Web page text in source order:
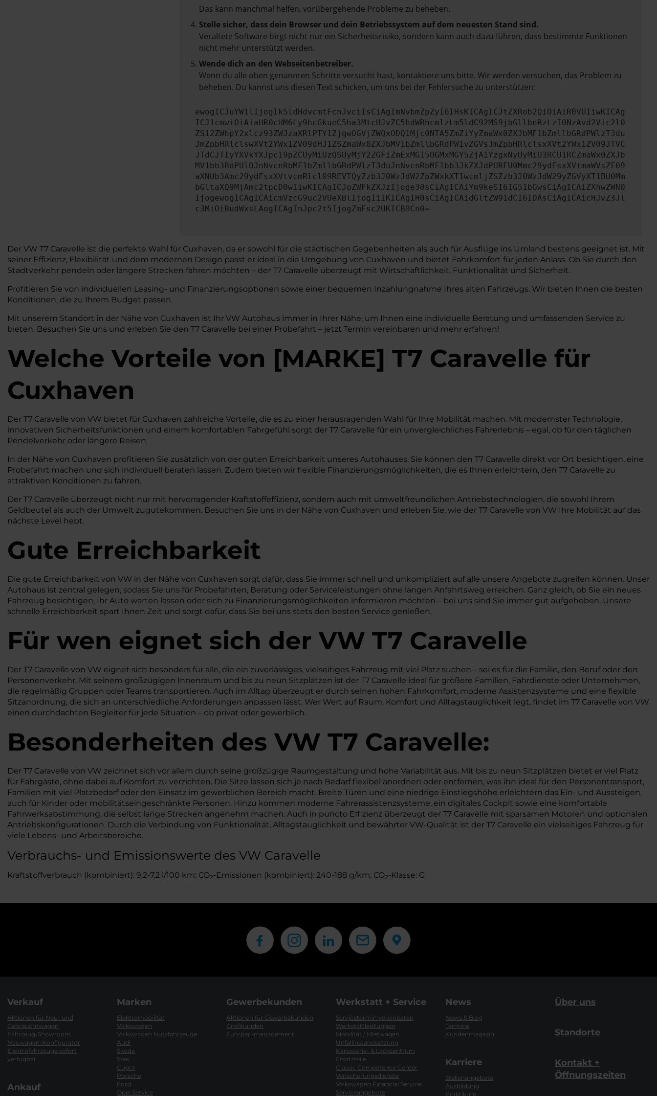
Das kann manchmal helfen, vorübergehende Probleme zu beheben.
Stelle sicher, dass dein Browser und dein Betriebssystem auf dem neuesten Stand sind.
Veraltete Software birgt nicht nur ein Sicherheitsrisiko, sondern kann auch dazu führen, dass bestimmte Funktionen
nicht mehr unterstützt werden.
Wende dich an den Webseitenbetreiber.
Wenn du alle oben genannten Schritte versucht hast, kontaktiere uns bitte. Wir werden versuchen, das Problem zu
beheben. Du kannst uns diesen Text schicken, um uns bei der Fehlersuche zu unterstützen:
ewogICJuYW1lIjogIk5ldHdvcmtFcnJvciIsCiAgImNvbmZpZyI6IHsKICAgICJtZXRob2QiOiAiR0VUIiwKICAg
ICJ1cmwiOiAiaHR0cHM6Ly9hcGkueC5ha3MtcHJvZC5hdWRhcmlzLm5ldC92MS9jbGllbnRzLzI0NzAvd2Vic2l0
ZS12ZWhpY2xlcz93ZWJzaXRlPTY1ZjgwOGVjZWQxODQ1Mjc0NTA5ZmZiYyZmaWx0ZXJbMF1bZmllbGRdPWlzT3du
JmZpbHRlclswXVt2YWx1ZV09dHJ1ZSZmaWx0ZXJbMV1bZmllbGRdPW1vZGVsJmZpbHRlclsxXVt2YWx1ZV09JTVC
JTdCJTIyYXVkYXJpc19pZCUyMiUzQSUyMjY2ZGFiZmExMGI5OGMxMGY5ZjA1YzgxNyUyMiU3RCU1RCZmaWx0ZXJb
MV1bb3BdPUlOJnNvcnRbMF1bZmllbGRdPWlzT3duJnNvcnRbMF1bb3JkZXJdPURFU0Mmc29ydFsxXVtmaWVsZF09
aXNUb3Amc29ydFsxXVtvcmRlcl09REVTQyZzb3J0WzJdW2ZpZWxkXT1wcmljZSZzb3J0WzJdW29yZGVyXT1BU0Mm
bGltaXQ9MjAmc2tpcD0wIiwKICAgICJoZWFkZXJzIjoge30sCiAgICAiYm9keSI6IG51bGwsCiAgICAiZXhwZWN0
IjogewogICAgICAicmVzcG9uc2VUeXBlIjogIiIKICAgIH0sCiAgICAidGltZW91dCI6IDAsCiAgICAicHJvZ3Jl
c3MiOiBudWxsLAogICAgInJpc2t5IjogZmFsc2UKICB9Cn0=
Der VW T7 Caravelle ist die perfekte Wahl für Cuxhaven, da er sowohl für die städtischen Gegebenheiten als auch für Ausflüge ins Umland bestens geeignet ist. Mit
seiner Effizienz, Flexibilität und dem modernen Design passt er ideal in die Umgebung von Cuxhaven und bietet Fahrkomfort für jeden Anlass. Ob Sie durch den
Stadtverkehr pendeln oder längere Strecken fahren möchten – der T7 Caravelle überzeugt mit Wirtschaftlichkeit, Funktionalität und Sicherheit.
Profitieren Sie von individuellen Leasing- und Finanzierungsoptionen sowie einer bequemen Inzahlungnahme Ihres alten Fahrzeugs. Wir bieten Ihnen die besten
Konditionen, die zu Ihrem Budget passen.
Mit unserem Standort in der Nähe von Cuxhaven ist Ihr VW Autohaus immer in Ihrer Nähe, um Ihnen eine individuelle Beratung und umfassenden Service zu
bieten. Besuchen Sie uns und erleben Sie den T7 Caravelle bei einer Probefahrt – jetzt Termin vereinbaren und mehr erfahren!
Welche Vorteile von [MARKE] T7 Caravelle für
Cuxhaven
Der T7 Caravelle von VW bietet für Cuxhaven zahlreiche Vorteile, die es zu einer herausragenden Wahl für Ihre Mobilität machen. Mit modernster Technologie,
innovativen Sicherheitsfunktionen und einem komfortablen Fahrgefühl sorgt der T7 Caravelle für ein unvergleichliches Fahrerlebnis – egal, ob für den täglichen
Pendelverkehr oder längere Reisen.
In der Nähe von Cuxhaven profitieren Sie zusätzlich von der guten Erreichbarkeit unseres Autohauses. Sie können den T7 Caravelle direkt vor Ort besichtigen, eine
Probefahrt machen und sich individuell beraten lassen. Zudem bieten wir flexible Finanzierungsmöglichkeiten, die es Ihnen erleichtern, den T7 Caravelle zu
attraktiven Konditionen zu fahren.
Der T7 Caravelle überzeugt nicht nur mit hervorragender Kraftstoffeffizienz, sondern auch mit umweltfreundlichen Antriebstechnologien, die sowohl Ihrem
Geldbeutel als auch der Umwelt zugutekommen. Besuchen Sie uns in der Nähe von Cuxhaven und erleben Sie, wie der T7 Caravelle von VW Ihre Mobilität auf das
nächste Level hebt.
Gute Erreichbarkeit
Die gute Erreichbarkeit von VW in der Nähe von Cuxhaven sorgt dafür, dass Sie immer schnell und unkompliziert auf alle unsere Angebote zugreifen können. Unser
Autohaus ist zentral gelegen, sodass Sie uns für Probefahrten, Beratung oder Serviceleistungen ohne langen Anfahrtsweg erreichen. Ganz gleich, ob Sie ein neues
Fahrzeug besichtigen, Ihr Auto warten lassen oder sich zu Finanzierungsmöglichkeiten informieren möchten – bei uns sind Sie immer gut aufgehoben. Unsere
schnelle Erreichbarkeit spart Ihnen Zeit und sorgt dafür, dass Sie bei uns stets den besten Service genießen.
Für wen eignet sich der VW T7 Caravelle
Der T7 Caravelle von VW eignet sich besonders für alle, die ein zuverlässiges, vielseitiges Fahrzeug mit viel Platz suchen – sei es für die Familie, den Beruf oder den
Personenverkehr. Mit seinem großzügigen Innenraum und bis zu neun Sitzplätzen ist der T7 Caravelle ideal für größere Familien, Fahrdienste oder Unternehmen,
die regelmäßig Gruppen oder Teams transportieren. Auch im Alltag überzeugt er durch seinen hohen Fahrkomfort, moderne Assistenzsysteme und eine flexible
Sitzanordnung, die sich an unterschiedliche Anforderungen anpassen lässt. Wer Wert auf Raum, Komfort und Alltagstauglichkeit legt, findet im T7 Caravelle von VW
einen durchdachten Begleiter für jede Situation – ob privat oder gewerblich.
Besonderheiten des VW T7 Caravelle:
Der T7 Caravelle von VW zeichnet sich vor allem durch seine großzügige Raumgestaltung und hohe Variabilität aus. Mit bis zu neun Sitzplätzen bietet er viel Platz
für Fahrgäste, ohne dabei auf Komfort zu verzichten. Die Sitze lassen sich je nach Bedarf flexibel anordnen oder entfernen, was ihn ideal für den Personentransport,
Familien mit viel Platzbedarf oder den Einsatz im gewerblichen Bereich macht. Breite Türen und eine niedrige Einstiegshöhe erleichtern das Ein- und Aussteigen,
auch für Kinder oder mobilitätseingeschränkte Personen. Hinzu kommen moderne Fahrerassistenzsysteme, ein digitales Cockpit sowie eine komfortable
Fahrwerksabstimmung, die selbst lange Strecken angenehm machen. Auch in puncto Effizienz überzeugt der T7 Caravelle mit sparsamen Motoren und optionalen
Antriebskonfigurationen. Durch die Verbindung von Funktionalität, Alltagstauglichkeit und bewährter VW-Qualität ist der T7 Caravelle ein vielseitiges Fahrzeug für
viele Lebens- und Arbeitsbereiche.
Verbrauchs- und Emissionswerte des VW Caravelle
Kraftstoffverbrauch (kombiniert): 9,2-7,2 l/100 km; CO2-Emissionen (kombiniert): 240-188 g/km; CO2-Klasse: G
Verkauf
Aktionen für Neu- und
Gebrauchtwagen
Fahrzeug-Showroom
Neuwagen-Konfigurator
Elektrofahrzeuge sofort
verfügbar
Ankauf
Marken
Elektromobilität
Volkswagen
Volkswagen Nutzfahrzeuge
Audi
Škoda
Seat
Cupra
Porsche
Ford
Opel Service
Gewerbekunden
Aktionen für Gewerbekunden
Großkunden
Fuhrparkmanagement
Werkstatt + Service
Servicetermin vereinbaren
Werkstattleistungen
Mobilität / Mietwagen
Unfallinstandsetzung
Karosserie- & Lackzentrum
Ersatzteile
Classic Competence Center
Verischerungsdienste
Volkswagen Financial Service
Serviceangebote
News
News & Blog
Termine
Kundenmagazin
Karriere
Stellenangebote
Ausbildung
Praktikum
Über uns
Standorte
Kontakt +
Öffnungszeiten